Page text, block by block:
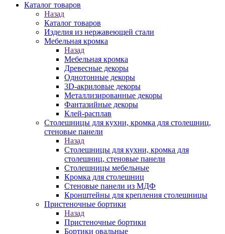
Каталог товаров
Назад
Каталог товаров
Изделия из нержавеющей стали
Мебельная кромка
Назад
Мебельная кромка
Древесные декоры
Однотонные декоры
3D-акриловые декоры
Металлизированные декоры
Фантазийные декоры
Клей-расплав
Столешницы для кухни, кромка для столешниц,
стеновые панели
Назад
Столешницы для кухни, кромка для
столешниц, стеновые панели
Столешницы мебельные
Кромка для столешниц
Стеновые панели из МДФ
Кронштейны для крепления столешницы
Пристеночные бортики
Назад
Пристеночные бортики
Бортики овальные